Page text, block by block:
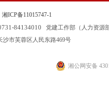
湘ICP备11015747-1
84134010
党建工作部（人力资源
芙蓉区人民东路469号
湘公网安备